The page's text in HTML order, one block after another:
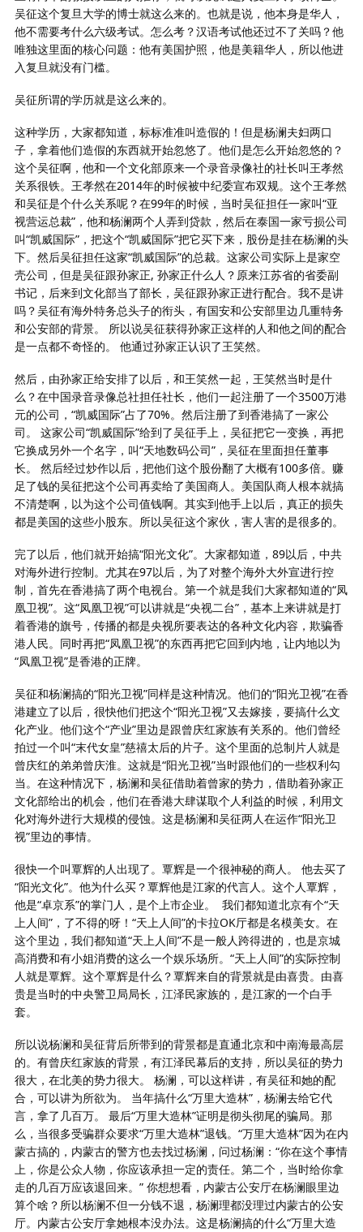
吴征这个复旦大学的博士就这么来的。也就是说，他本身是华人，
他不需要考什么六级考试。怎么考？汉语考试他还过不了关吗？他
唯独这里面的核心问题：他有美国护照，他是美籍华人，所以他进
入复旦就没有门槛。
吴征所谓的学历就是这么来的。
这种学历，大家都知道，标标准准叫造假的！但是杨澜夫妇两口
子，拿着他们造假的东西就开始忽悠了。他们是怎么开始忽悠的？
这个吴征啊，他和一个文化部原来一个录音录像社的社长叫王孝然
关系很铁。王孝然在2014年的时候被中纪委宣布双规。这个王孝然
和吴征是个什么关系呢？在99年的时候，当时吴征担任一家叫“亚
视营运总裁”，他和杨澜两个人弄到贷款，然后在泰国一家亏损公司
叫“凯威国际”，把这个“凯威国际”把它买下来，股份是挂在杨澜的头
下。然后吴征担任这家“凯威国际”的总裁。这家公司实际上是家空
壳公司，但是吴征跟孙家正, 孙家正什么人？原来江苏省的省委副
书记，后来到文化部当了部长，吴征跟孙家正进行配合。我不是讲
吗？吴征有海外特务总头子的衔头，有国安和公安部里边几重特务
和公安部的背景。 所以说吴征获得孙家正这样的人和他之间的配合
是一点都不奇怪的。 他通过孙家正认识了王笑然。
然后，由孙家正给安排了以后，和王笑然一起，王笑然当时是什
么？在中国录音录像总社担任社长，他们一起注册了一个3500万港
元的公司，“凯威国际”占了70%。然后注册了到香港搞了一家公
司。 这家公司“凯威国际”给到了吴征手上，吴征把它一变换，再把
它换成另外一个名字，叫“天地数码公司”，吴征在里面担任董事
长。 然后经过炒作以后，把他们这个股份翻了大概有100多倍。赚
足了钱的吴征把这个公司再卖给了美国商人。美国队商人根本就搞
不清楚啊，以为这个公司值钱啊。其实到他手上以后，真正的损失
都是美国的这些小股东。所以吴征这个家伙，害人害的是很多的。
完了以后，他们就开始搞“阳光文化”。大家都知道，89以后，中共
对海外进行控制。尤其在97以后，为了对整个海外大外宣进行控
制，首先在香港搞了两个电视台。第一个就是我们大家都知道的“凤
凰卫视”。这“凤凰卫视”可以讲就是“央视二台”，基本上来讲就是打
着香港的旗号，传播的都是央视所要表达的各种文化内容，欺骗香
港人民。同时再把“凤凰卫视”的东西再把它回到内地，让内地以为
“凤凰卫视”是香港的正牌。
吴征和杨澜搞的“阳光卫视”同样是这种情况。他们的“阳光卫视”在香
港建立了以后，很快他们把这个“阳光卫视”又去嫁接，要搞什么文
化产业。他们这个“产业”里边是跟曾庆红家族有关系的。他们曾经
拍过一个叫“末代女皇”慈禧太后的片子。这个里面的总制片人就是
曾庆红的弟弟曾庆淮。这就是“阳光卫视”当时跟他们的一些权利勾
当。在这种情况下，杨澜和吴征借助着曾家的势力，借助着孙家正
文化部给出的机会，他们在香港大肆谋取个人利益的时候，利用文
化对海外进行大规模的侵蚀。这是杨澜和吴征两人在运作“阳光卫
视”里边的事情。
很快一个叫覃辉的人出现了。覃辉是一个很神秘的商人。 他去买了
“阳光文化”。他为什么买？覃辉他是江家的代言人。这个人覃辉，
他是“卓京系”的掌门人，是个上市企业。
我们都知道北京有个“天
上人间”，了不得的呀！“天上人间”的卡拉OK厅都是名模美女。在
这个里边，我们都知道“天上人间”不是一般人跨得进的，也是京城
高消费和有小姐消费的这么一个娱乐场所。“天上人间”的实际控制
人就是覃辉。这个覃辉是什么？覃辉来自的背景就是由喜贵。由喜
贵是当时的中央警卫局局长，江泽民家族的，是江家的一个白手
套。
所以说杨澜和吴征背后所带到的背景都是直通北京和中南海最高层
的。有曾庆红家族的背景，有江泽民幕后的支持，所以吴征的势力
很大，在北美的势力很大。 杨澜，可以这样讲，有吴征和她的配
合，可以讲为所欲为。 当年搞什么“万里大造林”，杨澜去给它代
言，拿了几百万。 最后“万里大造林”证明是彻头彻尾的骗局。那
么，当很多受骗群众要求“万里大造林”退钱。“万里大造林”因为在内
蒙古搞的，内蒙古的警方也去找过杨澜，问过杨澜：“你在这个事情
上，你是公众人物，你应该承担一定的责任。第二个，当时给你拿
走的几百万应该退回来。” 你想想看，内蒙古公安厅在杨澜眼里边
算个啥？所以杨澜不但一分钱不退，杨澜理都没理过内蒙古的公安
厅。内蒙古公安厅拿她根本没办法。这是杨澜搞的什么“万里大造